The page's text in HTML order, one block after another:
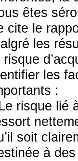
êtes
cite le
les
risque
les
:
risque lié
soit
à